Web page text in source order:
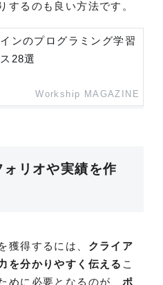
するのも良い方法です。
ンのプログラミング学習
28選
Workship MAGAZINE
リオや実績を作
獲得するには、 クライア
を分かりやすく伝える こ
めに必要となるのが、 ポ